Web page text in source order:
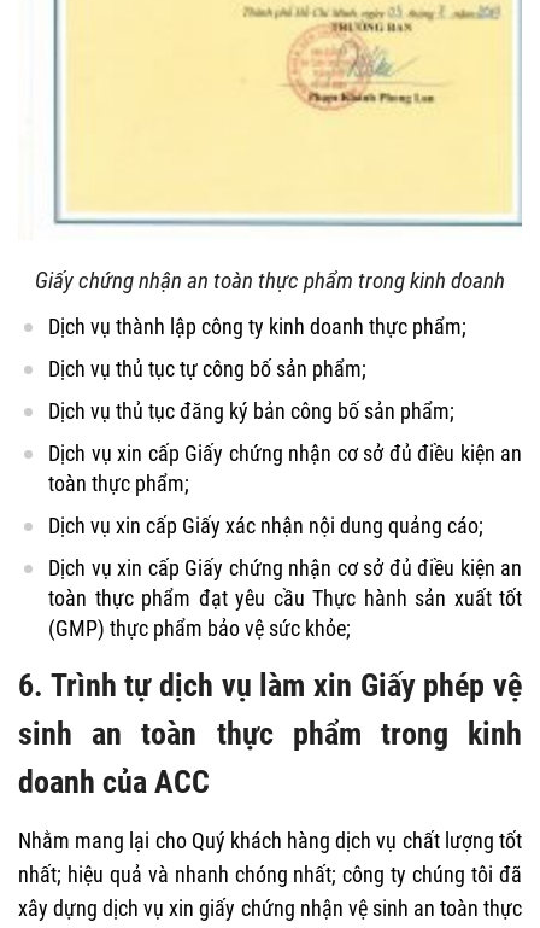
Giấy chứng nhận an toàn thực phẩm trong kinh doanh
Dịch vụ thành lập công ty kinh doanh thực phẩm;
Dịch vụ thủ tục tự công bố sản phẩm;
Dịch vụ thủ tục đăng ký bản công bố sản phẩm;
Dịch vụ xin cấp Giấy chứng nhận cơ sở đủ điều kiện an
toàn thực phẩm;
Dịch vụ xin cấp Giấy xác nhận nội dung quảng cáo;
Dịch vụ xin cấp Giấy chứng nhận cơ sở đủ điều kiện an
toàn thực phẩm đạt yêu cầu Thực hành sản xuất tốt
(GMP) thực phẩm bảo vệ sức khỏe;
6. Trình tự dịch vụ làm xin Giấy phép vệ
sinh an toàn thực phẩm trong kinh
doanh của ACC
Nhằm mang lại cho Quý khách hàng dịch vụ chất lượng tốt
nhất; hiệu quả và nhanh chóng nhất; công ty chúng tôi đã
xây dựngdịch vụ xin giấy chứng nhận vệ sinh an toàn thực